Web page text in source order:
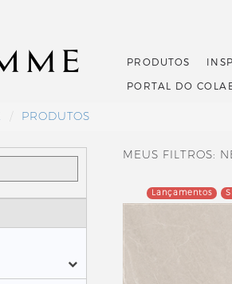
PRODUTOS
PORTAL DO
PRODUTOS
MEUS FILTROS:
Lançamentos